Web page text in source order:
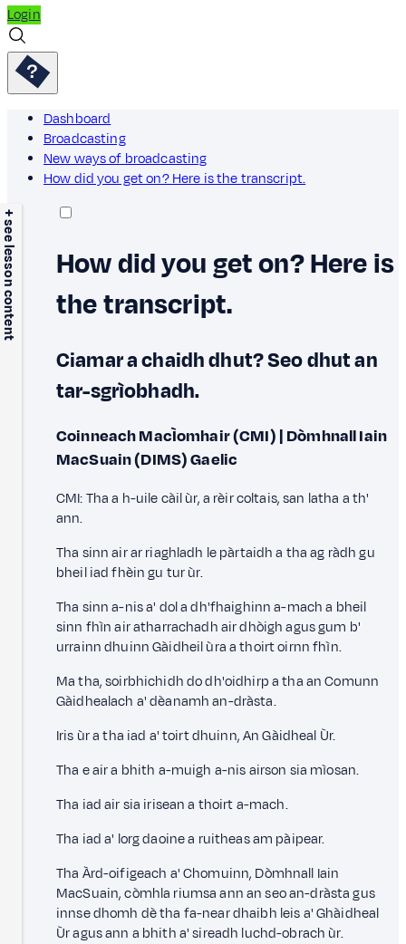
Login
Dashboard
Broadcasting
New ways of broadcasting
How did you get on? Here is the transcript.
+ see lesson content
How did you get on? Here is
the transcript.
Ciamar a chaidh dhut? Seo dhut an
tar-sgrìobhadh.
Coinneach MacÌomhair (CMI) | Dòmhnall Iain
MacSuain (DIMS)Gaelic
CMI: Tha a h-uile càil ùr, a rèir coltais, san latha a th'
ann.
Tha sinn air ar riaghladh le pàrtaidh a tha ag ràdh gu
bheil iad fhèin gu tur ùr.
Tha sinn a-nis a' dol a dh'fhaighinn a-mach a bheil
sinn fhìn air atharrachadh air dhòigh agus gum b'
urrainn dhuinn Gàidheil ùra a thoirt oirnn fhìn.
Ma tha, soirbhichidh do dh'oidhirp a tha an Comunn
Gàidhealach a' dèanamh an-dràsta.
Iris ùr a tha iad a' toirt dhuinn, An Gàidheal Ùr.
Tha e air a bhith a-muigh a-nis airson sia mìosan.
Tha iad air sia irisean a thoirt a-mach.
Tha iad a' lorg daoine a ruitheas am pàipear.
Tha Àrd-oifigeach a' Chomuinn, Dòmhnall Iain
MacSuain, còmhla riumsa ann an seo an-dràsta gus
innse dhomh dè tha fa-near dhaibh leis a' Ghàidheal
Ùr agus ann a bhith a' sireadh luchd-obrach ùr.